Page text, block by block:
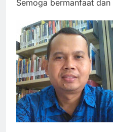
Semoga bermanfaat